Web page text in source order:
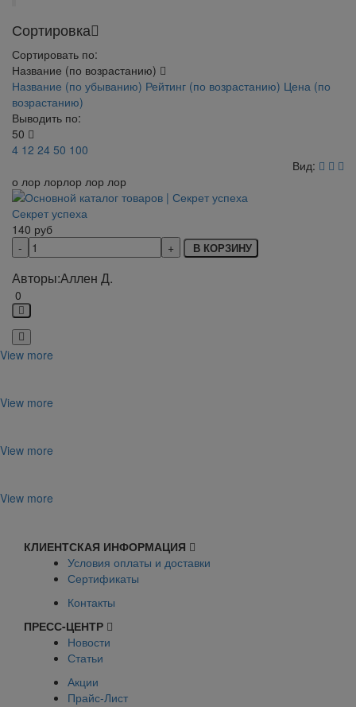
Сортировка
Сортировать по:
Название (по возрастанию)
Название (по убыванию) Рейтинг (по возрастанию) Цена (по
возрастанию)
Выводить по:
50
4 12 24 50 100
Вид:
о лор лорлор лор лор
Секрет успеха
140 руб
В КОРЗИНУ
Авторы:Аллен Д.
0
View more
View more
View more
View more
КЛИЕНТСКАЯ ИНФОРМАЦИЯ
Условия оплаты и доставки
Сертификаты
Контакты
ПРЕСС-ЦЕНТР
Новости
Статьи
Акции
Прайс-Лист